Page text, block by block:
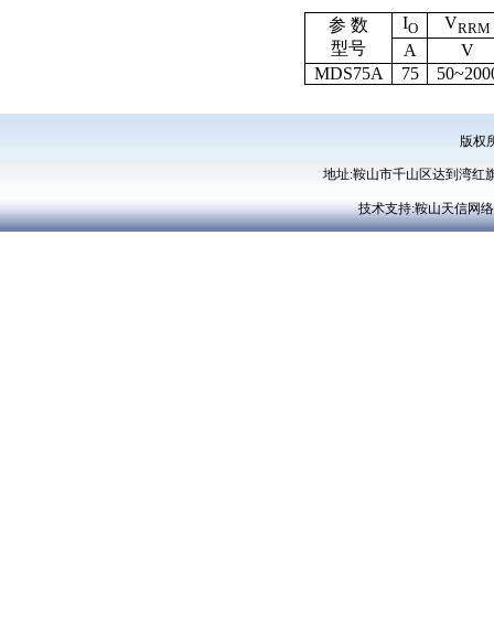
参 数
型号
IO VRRM
A
V
MDS75A
75 50~
版权
地址:鞍山市千山区达到湾红
技术支持:鞍山天信网